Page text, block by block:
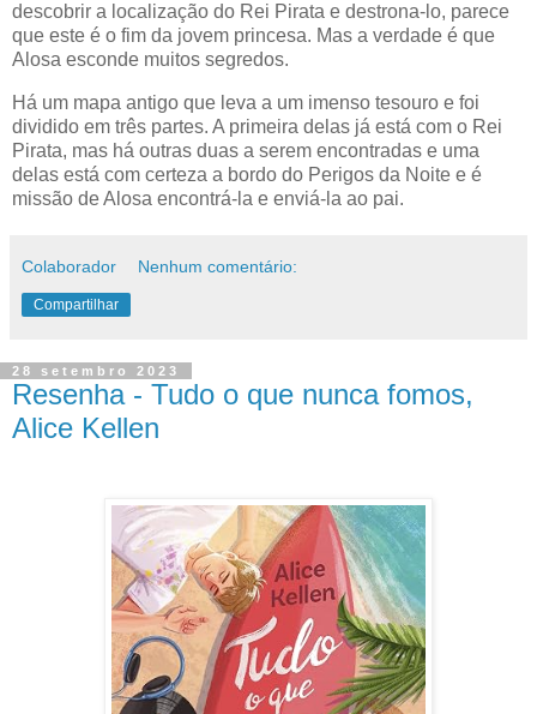
descobrir a localização do Rei Pirata e destrona-lo, parece
que este é o fim da jovem princesa. Mas a verdade é que
Alosa esconde muitos segredos.
Há um mapa antigo que leva a um imenso tesouro e foi
dividido em três partes. A primeira delas já está com o Rei
Pirata, mas há outras duas a serem encontradas e uma
delas está com certeza a bordo do Perigos da Noite e é
missão de Alosa encontrá-la e enviá-la ao pai.
Colaborador Nenhum comentário:
Compartilhar
28 setembro 2023
Resenha - Tudo o que nunca fomos,
Alice Kellen